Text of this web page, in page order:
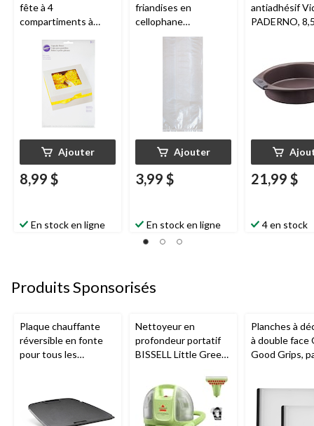
fête à 4
compartiments à
Wiltonpour petit
gâteau, blanc, 6 po,
paq. 3, pour
transporter des
gâteaux/petits
Ajouter
8,99 $
En stock en ligne
friandises en
cellophane
rectangulaires,
Ajouter
3,99 $
En stock en ligne
antiadhésif
PADERNO,
21,99 $
4 en stock
Produits Sponsorisés
Plaque chauffante
réversible en fonte
pour tous les
série Q285
Nettoyeur en
profondeur portatif
BISSELL Little Green
tapis et tissus
d'ameublement
Planches à
à double face
Good Grips,